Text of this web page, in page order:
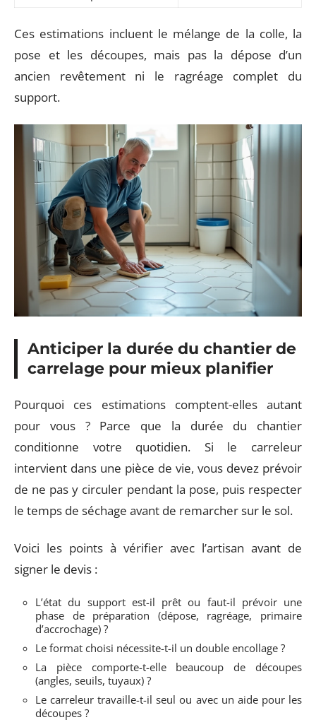
Ces estimations incluent le mélange de la colle, la
pose et les découpes, mais pas la dépose d’un
ancien revêtement ni le ragréage complet du
support.
Anticiper la durée du chantier de
carrelage pour mieux planifier
Pourquoi ces estimations comptent-elles autant
pour vous ? Parce que la durée du chantier
conditionne votre quotidien. Si le carreleur
intervient dans une pièce de vie, vous devez prévoir
de ne pas y circuler pendant la pose, puis respecter
le temps de séchage avant de remarcher sur le sol.
Voici les points à vérifier avec l’artisan avant de
signer le devis :
L’état du support est-il prêt ou faut-il prévoir une
phase de préparation (dépose, ragréage, primaire
d’accrochage) ?
Le format choisi nécessite-t-il un double encollage ?
La pièce comporte-t-elle beaucoup de découpes
(angles, seuils, tuyaux) ?
Le carreleur travaille-t-il seul ou avec un aide pour les
découpes ?